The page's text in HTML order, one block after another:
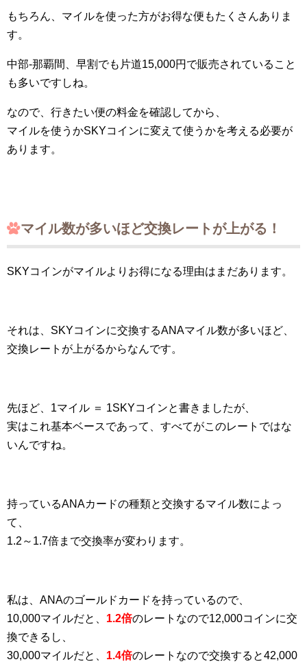
もちろん、マイルを使った方がお得な便もたくさんありま
す。
中部-那覇間、早割でも片道15,000円で販売されていること
も多いですしね。
なので、行きたい便の料金を確認してから、
マイルを使うかSKYコインに変えて使うかを考える必要が
あります。
マイル数が多いほど交換レートが上がる！
SKYコインがマイルよりお得になる理由はまだあります。
それは、SKYコインに交換するANAマイル数が多いほど、
交換レートが上がるからなんです。
先ほど、1マイル ＝ 1SKYコインと書きましたが、
実はこれ基本ベースであって、すべてがこのレートではな
いんですね。
持っているANAカードの種類と交換するマイル数によっ
て、
1.2～1.7倍まで交換率が変わります。
私は、ANAのゴールドカードを持っているので、
10,000マイルだと、 1.2倍のレートなので12,000コインに交
換できるし、
30,000マイルだと、 1.4倍のレートなので交換すると42,000